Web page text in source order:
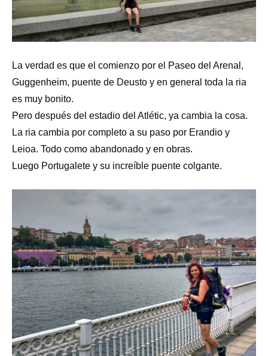
La verdad es que el comienzo por el Paseo del Arenal,
Guggenheim, puente de Deusto y en general toda la ria
es muy bonito.
Pero después del estadio del Atlétic, ya cambia la cosa.
La ria cambia por completo a su paso por Erandio y
Leioa. Todo como abandonado y en obras.
Luego Portugalete y su increíble puente colgante.